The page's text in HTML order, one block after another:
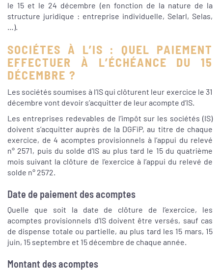
le 15 et le 24 décembre (en fonction de la nature de la
structure juridique : entreprise individuelle, Selarl, Selas,
…).
SOCIÉTES À L’IS : QUEL PAIEMENT
EFFECTUER À L’ÉCHÉANCE DU 15
DÉCEMBRE ?
Les sociétés soumises à l’IS qui clôturent leur exercice le 31
décembre vont devoir s’acquitter de leur acompte d’IS.
Les entreprises redevables de l’impôt sur les sociétés (IS)
doivent s’acquitter auprès de la DGFiP, au titre de chaque
exercice, de 4 acomptes provisionnels à l’appui du relevé
n° 2571, puis du solde d’IS au plus tard le 15 du quatrième
mois suivant la clôture de l’exercice à l’appui du relevé de
solde n° 2572.
Date de paiement des acomptes
Quelle que soit la date de clôture de l’exercice, les
acomptes provisionnels d’IS doivent être versés, sauf cas
de dispense totale ou partielle, au plus tard les 15 mars, 15
juin, 15 septembre et 15 décembre de chaque année.
Montant des acomptes